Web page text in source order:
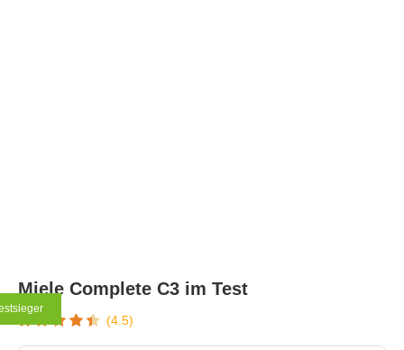
Miele Complete C3 im Test
(4.5)